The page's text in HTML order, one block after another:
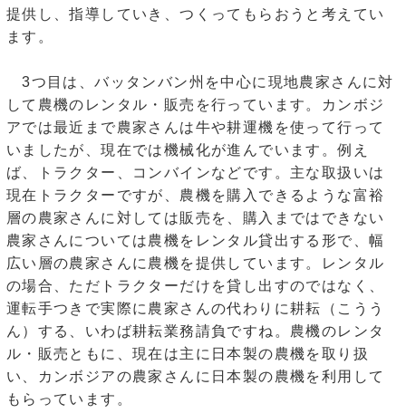
提供し、指導していき、つくってもらおうと考えてい
ます。
3つ目は、バッタンバン州を中心に現地農家さんに対
して農機のレンタル・販売を行っています。カンボジ
アでは最近まで農家さんは牛や耕運機を使って行って
いましたが、現在では機械化が進んでいます。例え
ば、トラクター、コンバインなどです。主な取扱いは
現在トラクターですが、農機を購入できるような富裕
層の農家さんに対しては販売を、購入まではできない
農家さんについては農機をレンタル貸出する形で、幅
広い層の農家さんに農機を提供しています。レンタル
の場合、ただトラクターだけを貸し出すのではなく、
運転手つきで実際に農家さんの代わりに耕耘（こうう
ん）する、いわば耕耘業務請負ですね。農機のレンタ
ル・販売ともに、現在は主に日本製の農機を取り扱
い、カンボジアの農家さんに日本製の農機を利用して
もらっています。